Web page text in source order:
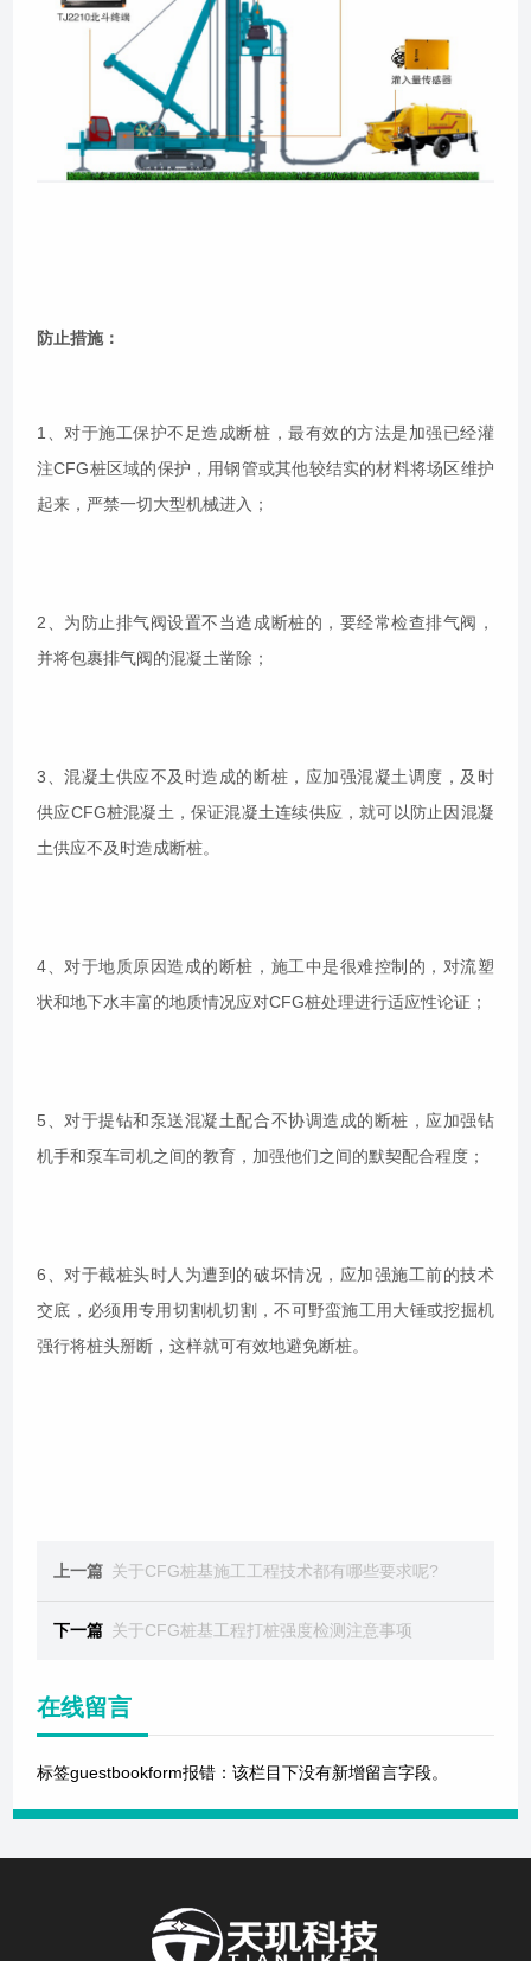
防止措施：
1、对于施工保护不足造成断桩，最有效的方法是加强已经灌
注CFG桩区域的保护，用钢管或其他较结实的材料将场区维护
起来，严禁一切大型机械进入；
2、为防止排气阀设置不当造成断桩的，要经常检查排气阀，
并将包裹排气阀的混凝土凿除；
3、混凝土供应不及时造成的断桩，应加强混凝土调度，及时
供应CFG桩混凝土，保证混凝土连续供应，就可以防止因混凝
土供应不及时造成断桩。
4、对于地质原因造成的断桩，施工中是很难控制的，对流塑
状和地下水丰富的地质情况应对CFG桩处理进行适应性论证；
5、对于提钻和泵送混凝土配合不协调造成的断桩，应加强钻
机手和泵车司机之间的教育，加强他们之间的默契配合程度；
6、对于截桩头时人为遭到的破坏情况，应加强施工前的技术
交底，必须用专用切割机切割，不可野蛮施工用大锤或挖掘机
强行将桩头掰断，这样就可有效地避免断桩。
上一篇 关于CFG桩基施工工程技术都有哪些要求呢?
下一篇 关于CFG桩基工程打桩强度检测注意事项
在线留言
标签guestbookform报错：该栏目下没有新增留言字段。